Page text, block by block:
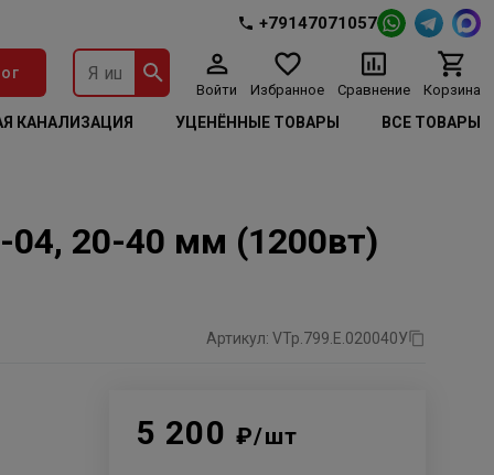
+79147071057
Войти Избранное Сравнение Корзина
КАНАЛИЗАЦИЯ УЦЕНЁННЫЕ ТОВАРЫ ВСЕ ТОВАРЫ
04, 20-40 мм (1200вт)
Артикул: VTp.799.E.020040У
5 200 ₽/шт